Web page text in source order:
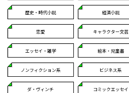
歴史・時代小説 経済小説
恋愛 キャラクター文芸
エッセイ・雑学 絵本・児童書
ノンフィクション系 ビジネス系
ダ・ヴィンチ コミックエッセイ